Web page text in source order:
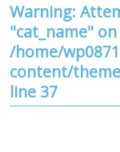
Warning:
"cat_name"
/home/
content/
line 37